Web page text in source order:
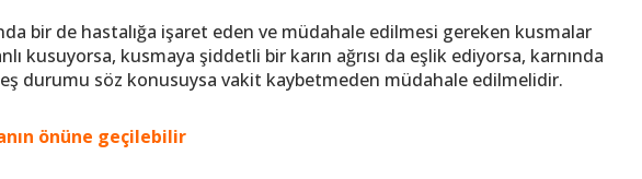
bir de hastalığa işaret eden ve müdahale edilmesi gereken kusmalar
kusuyorsa, kusmaya şiddetli bir karın ağrısı da eşlik ediyorsa, karnında
durumu söz konusuysa vakit kaybetmeden müdahale edilmelidir.
önüne geçilebilir